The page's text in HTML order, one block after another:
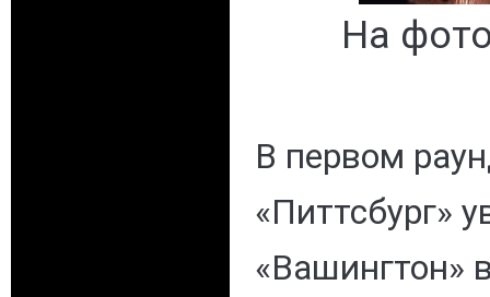
На
В первом
«Питтсбург»
«Вашингтон»